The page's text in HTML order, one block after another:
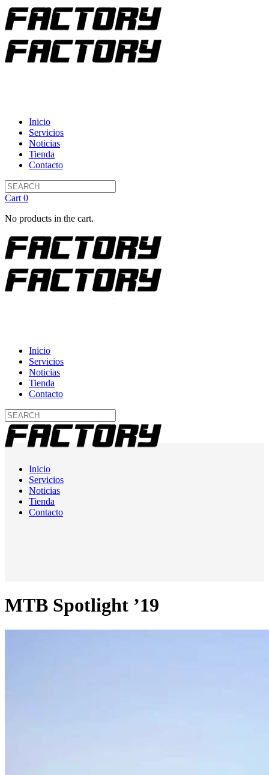
Inicio
Servicios
Noticias
Tienda
Contacto
Cart 0
No products in the cart.
Inicio
Servicios
Noticias
Tienda
Contacto
Inicio
Servicios
Noticias
Tienda
Contacto
MTB Spotlight ’19